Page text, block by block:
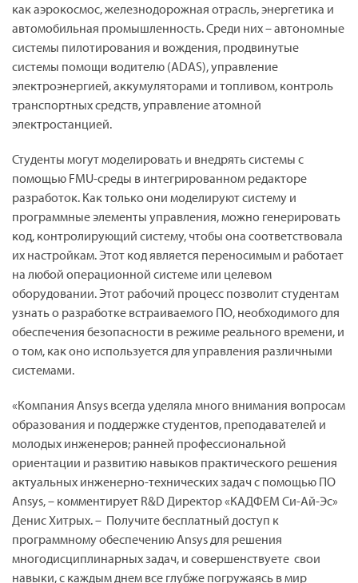
как аэрокосмос, железнодорожная отрасль, энергетика и
автомобильная промышленность. Среди них – автономные
системы пилотирования и вождения, продвинутые
системы помощи водителю (ADAS), управление
электроэнергией, аккумуляторами и топливом, контроль
транспортных средств, управление атомной
электростанцией.
Студенты могут моделировать и внедрять системы с
помощью FMU-среды в интегрированном редакторе
разработок. Как только они моделируют систему и
программные элементы управления, можно генерировать
код, контролирующий систему, чтобы она соответствовала
их настройкам. Этот код является переносимым и работает
на любой операционной системе или целевом
оборудовании. Этот рабочий процесс позволит студентам
узнать о разработке встраиваемого ПО, необходимого для
обеспечения безопасности в режиме реального времени, и
о том, как оно используется для управления различными
системами.
«Компания Ansys всегда уделяла много внимания вопросам
образования и поддержке студентов, преподавателей и
молодых инженеров; ранней профессиональной
ориентации и развитию навыков практического решения
актуальных инженерно-технических задач с помощью ПО
Ansys, – комментирует R&D Директор «КАДФЕМ Си-Ай-Эс»
Денис Хитрых. – Получите бесплатный доступ к
программному обеспечению Ansys для решения
многодисциплинарных задач, и совершенствуете свои
навыки, с каждым днем все глубже погружаясь в мир